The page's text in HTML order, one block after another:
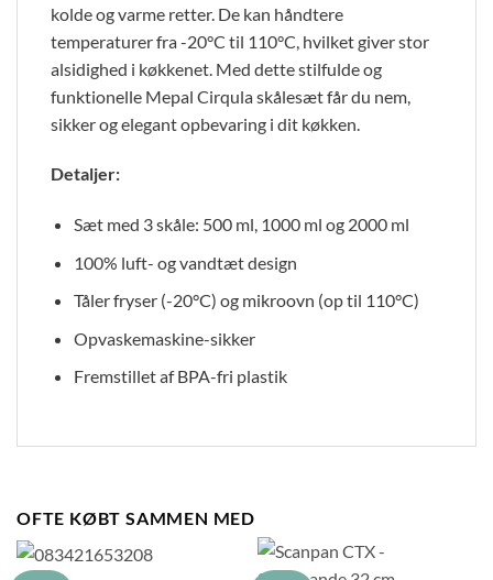
kolde og varme retter. De kan håndtere
temperaturer fra -20°C til 110°C, hvilket giver stor
alsidighed i køkkenet. Med dette stilfulde og
funktionelle Mepal Cirqula skålesæt får du nem,
sikker og elegant opbevaring i dit køkken.
Detaljer:
Sæt med 3 skåle: 500 ml, 1000 ml og 2000 ml
100% luft- og vandtæt design
Tåler fryser (-20°C) og mikroovn (op til 110°C)
Opvaskemaskine-sikker
Fremstillet af BPA-fri plastik
OFTE KØBT SAMMEN MED